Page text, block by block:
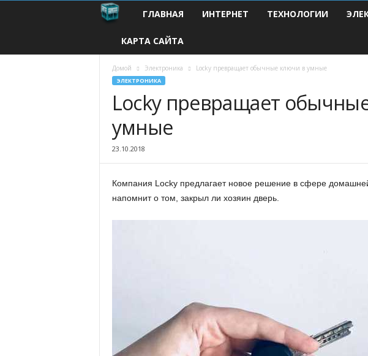
о
в
м
н
ГЛАВНАЯ ИНТЕРНЕТ ТЕХНОЛОГИИ
КАРТА САЙТА
Домой Электроника Locky превращает обычные ключи в умные
ЭЛЕКТРОНИКА
Locky превращает
умные
23.10.2018
Компания Locky предлагает новое решение в сфере
напомнит о том, закрыл ли хозяин дверь.